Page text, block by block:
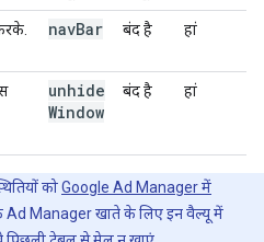
navBar बंद है हां
unhide
Window
बंद है हां
कोGoogle Ad Manager में
Manager खाते के लिए इन वैल्यू में